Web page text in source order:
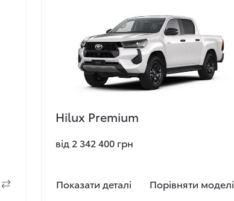
Hilux Premium
від 2 342 400 грн
Показати деталi Порiвняти моделi